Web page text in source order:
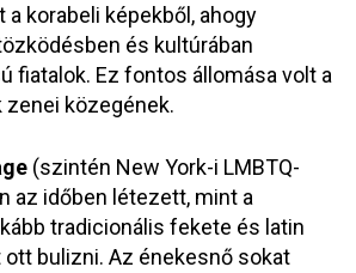
a korabeli képekből, ahogy
és kultúrában
fiatalok. Ez fontos állomása volt a
zenei közegének.
(szintén New York-i LMBTQ-
az időben létezett, mint a
tradicionális fekete és latin
bulizni. Az énekesnő sokat